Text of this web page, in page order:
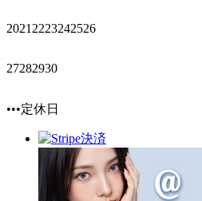
2021 2223242526
27282930
•••定休日